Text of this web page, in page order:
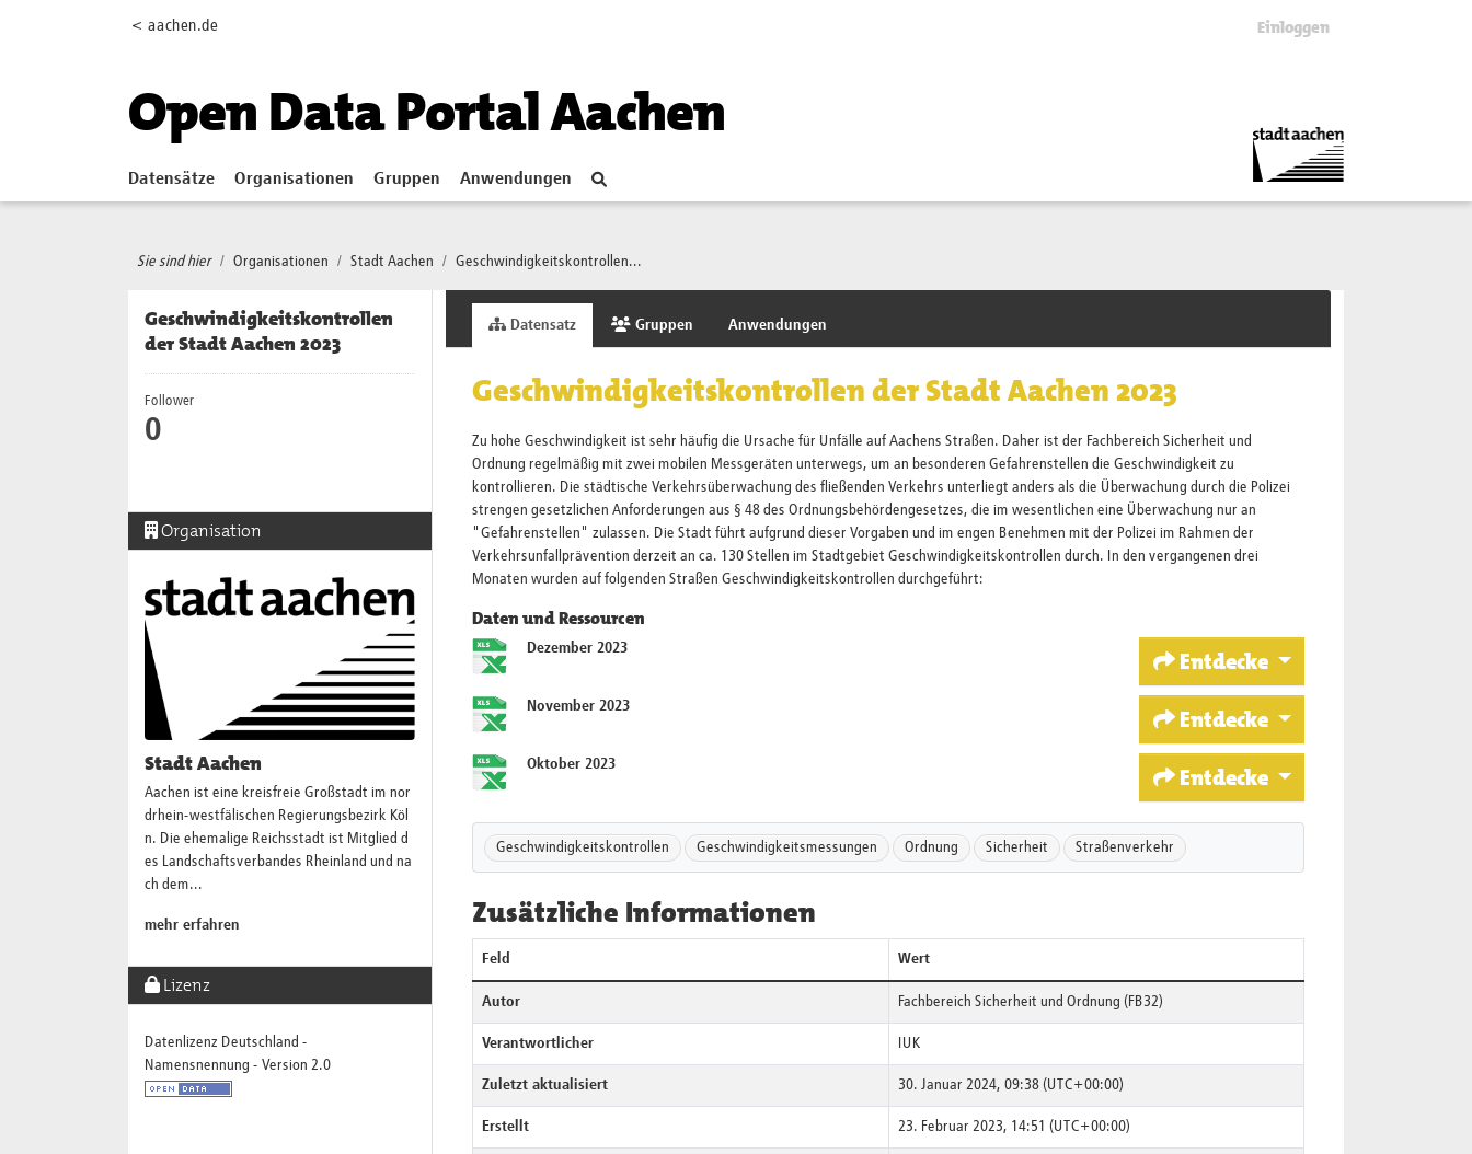
< aachen.de Einloggen
Open Data Portal Aachen
Datensätze Organisationen Gruppen Anwendungen
Sie sind hier Organisationen Stadt Aachen Geschwindigkeitskontrollen...
Geschwindigkeitskontrollen
der Stadt Aachen 2023
Follower
0
Organisation
Stadt Aachen
Aachen ist eine kreisfreie Großstadt im nor
drhein-westfälischen Regierungsbezirk Köl
n. Die ehemalige Reichsstadt ist Mitglied d
es Landschaftsverbandes Rheinland und na
ch dem...
mehr erfahren
Lizenz
Datenlizenz Deutschland -
Namensnennung - Version 2.0
Datensatz Gruppen Anwendungen
Geschwindigkeitskontrollen der Stadt Aachen 2023
Zu hohe Geschwindigkeit ist sehr häufig die Ursache für Unfälle auf Aachens Straßen. Daher ist der Fachbereich Sicherheit und
Ordnung regelmäßig mit zwei mobilen Messgeräten unterwegs, um an besonderen Gefahrenstellen die Geschwindigkeit zu
kontrollieren. Die städtische Verkehrsüberwachung des fließenden Verkehrs unterliegt anders als die Überwachung durch die Polizei
strengen gesetzlichen Anforderungen aus § 48 des Ordnungsbehördengesetzes, die im wesentlichen eine Überwachung nur an
"Gefahrenstellen" zulassen. Die Stadt führt aufgrund dieser Vorgaben und im engen Benehmen mit der Polizei im Rahmen der
Verkehrsunfallprävention derzeit an ca. 130 Stellen im Stadtgebiet Geschwindigkeitskontrollen durch. In den vergangenen drei
Monaten wurden auf folgenden Straßen Geschwindigkeitskontrollen durchgeführt:
Daten und Ressourcen
Dezember 2023 Entdecke
November 2023 Entdecke
Oktober 2023 Entdecke
Geschwindigkeitskontrollen Geschwindigkeitsmessungen Ordnung Sicherheit Straßenverkehr
Zusätzliche Informationen
Feld Wert
Autor Fachbereich Sicherheit und Ordnung (FB32)
Verantwortlicher IUK
Zuletzt aktualisiert 30. Januar 2024, 09:38 (UTC+00:00)
Erstellt 23. Februar 2023, 14:51 (UTC+00:00)